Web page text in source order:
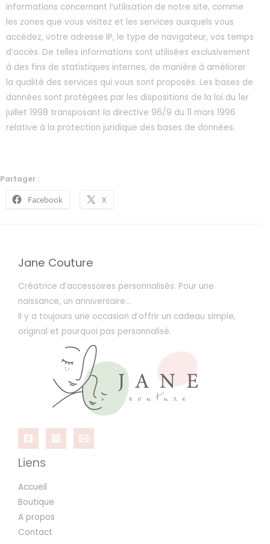
informations concernant l’utilisation de notre site, comme
les zones que vous visitez et les services auxquels vous
accédez, votre adresse IP, le type de navigateur, vos temps
d’accès. De telles informations sont utilisées exclusivement
à des fins de statistiques internes, de manière à améliorer
la qualité des services qui vous sont proposés. Les bases de
données sont protégées par les dispositions de la loi du 1er
juillet 1998 transposant la directive 96/9 du 11 mars 1996
relative à la protection juridique des bases de données.
Partager :
Facebook X
Jane Couture
Créatrice d’accessoires personnalisés. Pour une
naissance, un anniversaire…
Il y a toujours une occasion d’offrir un cadeau simple,
original et pourquoi pas personnalisé.
Liens
Accueil
Boutique
A propos
Contact